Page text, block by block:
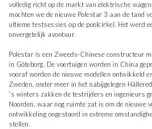
volledig richt op de markt van elektrische
mochten we de nieuwe Polestar 3 aan de tand
ultieme testsessies op de poolcirkel. Het werd
onvergetelijk avontuur.
Polestar is een Zweeds-Chinese constructeur
in Göteborg. De voertuigen worden in China
vooraf worden de nieuwe modellen ontwikkeld
Zweden, onder meer in het nabijgelegen
’s winters zakken de testrijders en ingenieurs
Noorden, waar nog ruimte zat is om de nieuwe
ontwikkeling ongestoord in extreme
stellen.